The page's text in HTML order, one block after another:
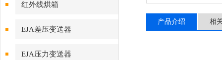
红外线烘箱
EJA差压变送器
EJA压力变送器
产品介绍 相